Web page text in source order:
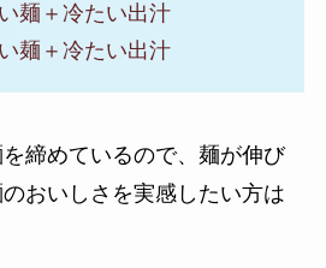
麺＋冷たい出汁
麺＋冷たい出汁
締めているので、麺が伸び
おいしさを実感したい方は